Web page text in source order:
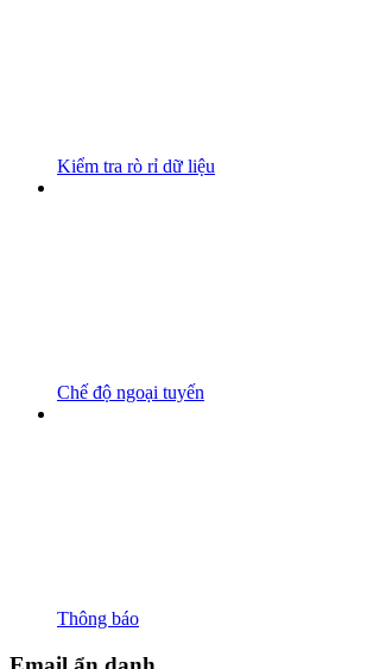
Kiểm tra rò rỉ dữ liệu
Chế độ ngoại tuyến
Thông báo